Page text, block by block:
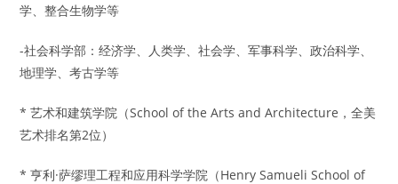
学、整合生物学等
-社会科学部：经济学、人类学、社会学、军事科学、政治科学、
地理学、考古学等
* 艺术和建筑学院（School of the Arts and Architecture，全美
艺术排名第2位）
* 亨利·萨缪理工程和应用科学学院（Henry Samueli School of